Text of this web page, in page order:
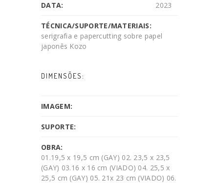
DATA: 2023
TÉCNICA/SUPORTE/MATERIAIS:
serigrafia e papercutting sobre papel
japonês Kozo
DIMENSÕES:
IMAGEM:
SUPORTE:
OBRA:
01.19,5 x 19,5 cm (GAY) 02. 23,5 x 23,5
(GAY) 03.16 x 16 cm (VIADO) 04. 25,5 x
25,5 cm (GAY) 05. 21x 23 cm (VIADO) 06.